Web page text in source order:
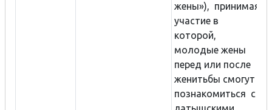
жены»), принимая
участие в
которой,
молодые жены
перед или после
женитьбы смогут
познакомиться с